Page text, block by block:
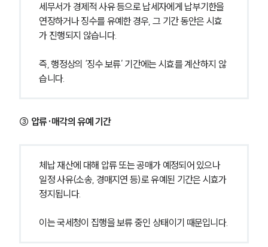
세무서가 경제적 사유 등으로 납세자에게 납부기한을
연장하거나 징수를 유예한 경우, 그 기간 동안은 시효
가 진행되지 않습니다.
즉, 행정상의 ‘징수 보류’ 기간에는 시효를 계산하지 않
습니다.
③ 압류·매각의 유예 기간
체납 재산에 대해 압류 또는 공매가 예정되어 있으나
일정 사유(소송, 경매지연 등)로 유예된 기간은 시효가
정지됩니다.
이는 국세청이 집행을 보류 중인 상태이기 때문입니다.